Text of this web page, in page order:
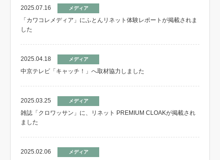
2025.07.16 メディア
「カワコレメディア」にふとんリネット体験レポートが掲載されま
した
2025.04.18 メディア
中京テレビ「キャッチ！」へ取材協力しました
2025.03.25 メディア
雑誌「クロワッサン」に、リネット PREMIUM CLOAKが掲載され
ました
2025.02.06 メディア